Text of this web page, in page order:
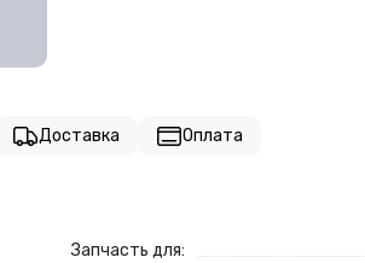
Доставка Оплата
Запчасть для: